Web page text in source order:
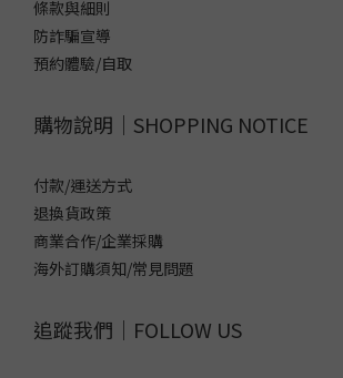
條款與細則
防詐騙宣導
預約體驗/自取
購物說明｜SHOPPING NOTICE
付款/運送方式
退換貨政策
商業合作/企業採購
海外訂購須知/常見問題
追蹤我們｜FOLLOW US